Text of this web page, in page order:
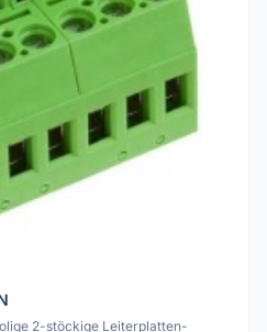
2-stöckige Leiterplatten-